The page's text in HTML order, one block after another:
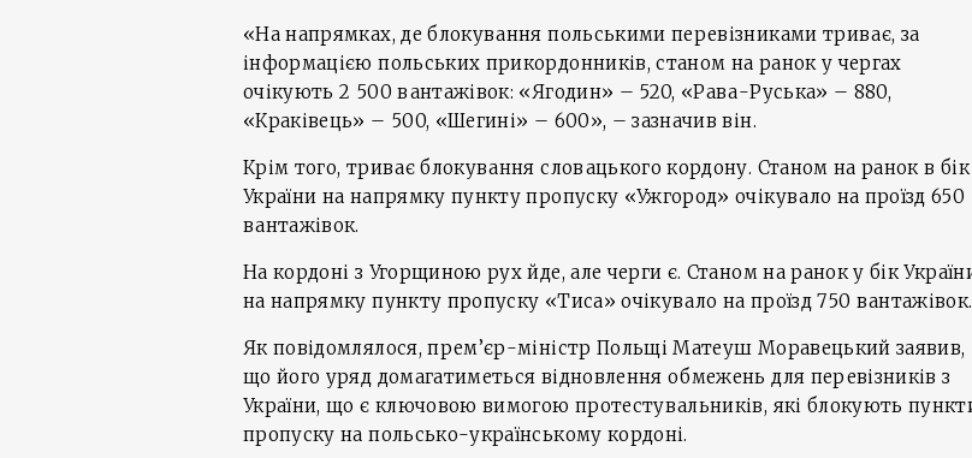
«На напрямках, де блокування польськими перевізниками триває, за
інформацією польських прикордонників, станом на ранок у чергах
очікують 2 500 вантажівок: «Ягодин» – 520, «Рава-Руська» – 880,
«Краківець» – 500, «Шегині» – 600», – зазначив він.
Крім того, триває блокування словацького кордону. Станом на ранок в бік
України на напрямку пункту пропуску «Ужгород» очікувало на проїзд 650
вантажівок.
На кордоні з Угорщиною рух йде, але черги є. Станом на ранок у бік
на напрямку пункту пропуску «Тиса» очікувало на проїзд 750 вантажівок.
Як повідомлялося, прем’єр-міністр Польщі Матеуш Моравецький заявив,
що його уряд домагатиметься відновлення обмежень для перевізників з
України, що є ключовою вимогою протестувальників, які блокують
пропуску на польсько-українському кордоні.